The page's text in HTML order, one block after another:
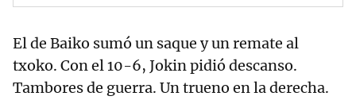
El de Baiko sumó un saque y un remate al
txoko. Con el 10-6, Jokin pidió descanso.
Tambores de guerra. Un trueno en la derecha.